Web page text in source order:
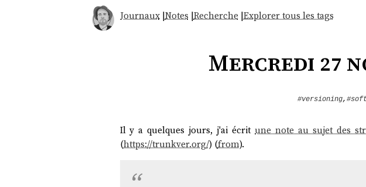
Journaux|Notes |Recherche |Explorer tous les tags
Mercredi 27
#versioning,
Il y a quelques jours, j'ai écritune note au sujet des
(https://trunkver.org/) (from).